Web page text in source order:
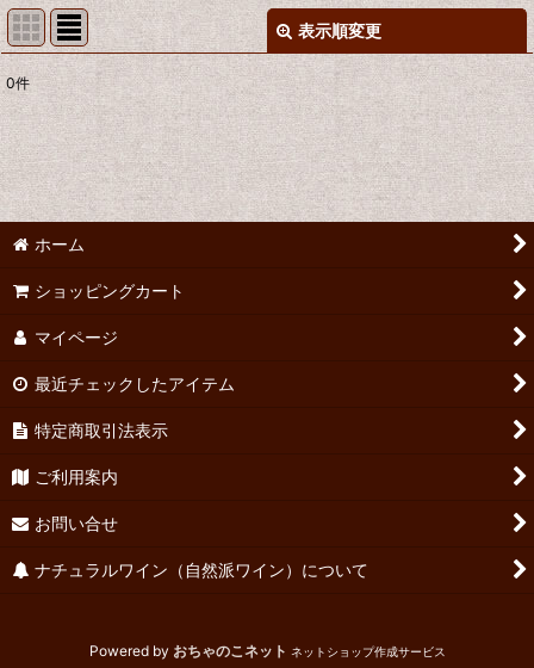
表示順変更
表示数 :
並び順 :
0件
ホーム
ショッピングカート
マイページ
最近チェックしたアイテム
特定商取引法表示
ご利用案内
お問い合せ
ナチュラルワイン（自然派ワイン）について
Powered by おちゃのこネット ネットショップ作成サービス